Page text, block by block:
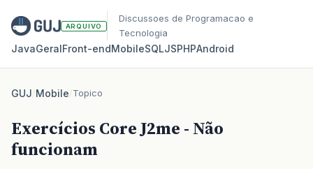
ARQUIVO
Discussoes de Programacao e
Tecnologia
JavaGeralFront‑endMobileSQLJSPHPAndroid
GUJ/Mobile/Topico
Exercícios Core J2me - Não
funcionam